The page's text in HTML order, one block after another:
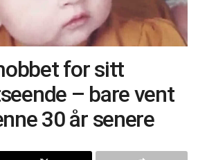
for sitt
– bare vent
30 år senere